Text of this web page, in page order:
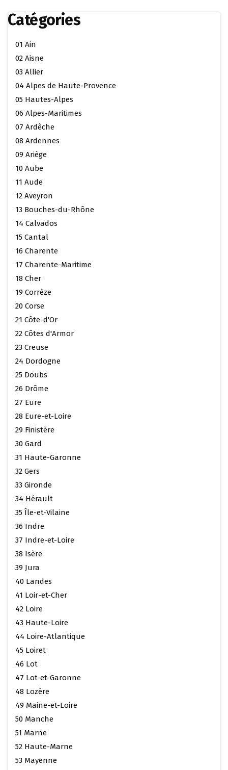
Catégories
01 Ain
02 Aisne
03 Allier
04 Alpes de Haute-Provence
05 Hautes-Alpes
06 Alpes-Maritimes
07 Ardêche
08 Ardennes
09 Ariège
10 Aube
11 Aude
12 Aveyron
13 Bouches-du-Rhône
14 Calvados
15 Cantal
16 Charente
17 Charente-Maritime
18 Cher
19 Corrèze
20 Corse
21 Côte-d'Or
22 Côtes d'Armor
23 Creuse
24 Dordogne
25 Doubs
26 Drôme
27 Eure
28 Eure-et-Loire
29 Finistère
30 Gard
31 Haute-Garonne
32 Gers
33 Gironde
34 Hérault
35 Île-et-Vilaine
36 Indre
37 Indre-et-Loire
38 Isère
39 Jura
40 Landes
41 Loir-et-Cher
42 Loire
43 Haute-Loire
44 Loire-Atlantique
45 Loiret
46 Lot
47 Lot-et-Garonne
48 Lozère
49 Maine-et-Loire
50 Manche
51 Marne
52 Haute-Marne
53 Mayenne